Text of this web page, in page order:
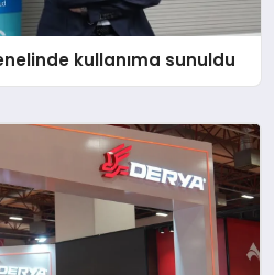
kullanıma sunuldu